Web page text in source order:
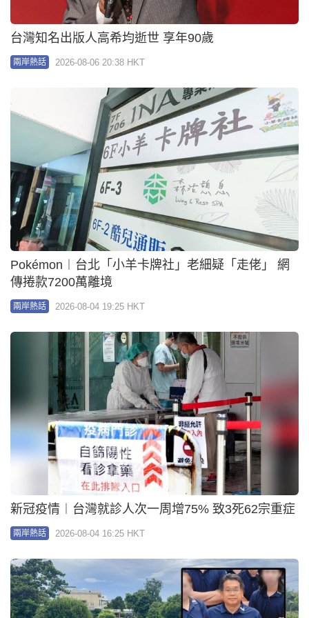
台灣知名出版人高希均逝世 享年90歲
兩岸熱話 2026-08-06 20:38 HKT
Pokémon︱台北「小羊卡牌社」老細疑「走佬」 網
傳捲款7200萬離境
兩岸熱話 2026-08-04 19:25 HKT
新冠疫情︱台灣就診人次一周增75% 致3死62宗重症
兩岸熱話 2026-08-04 16:25 HKT